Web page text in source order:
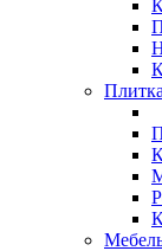
Плитка